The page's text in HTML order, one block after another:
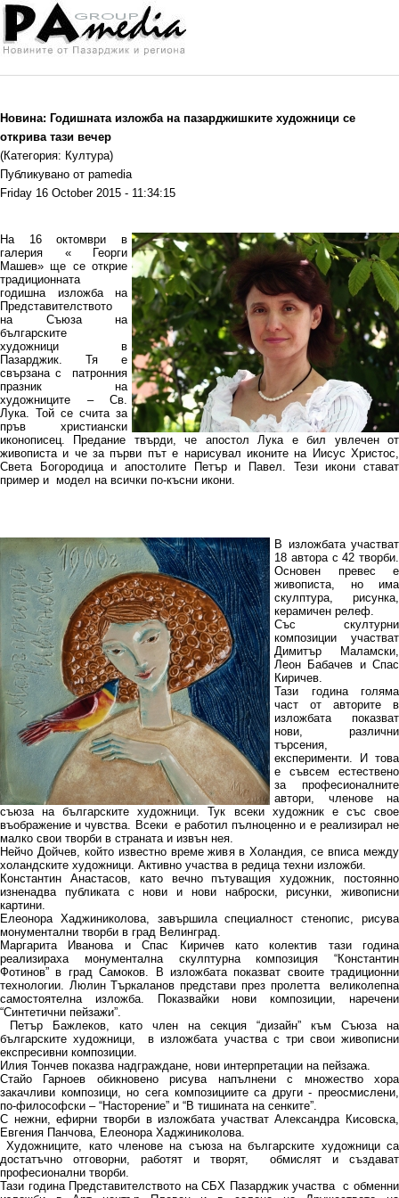
Новина: Годишната изложба на пазарджишките художници се
открива тази вечер
(Категория: Култура)
Публикувано от pamedia
Friday 16 October 2015 - 11:34:15
На 16 октомври в
галерия « Георги
Машев» ще се открие
традиционната
годишна изложба на
Представителството
на Съюза на
българските
художници в
Пазарджик. Тя е
свързана с патронния
празник на
художниците – Св.
Лука. Той се счита за
пръв христиански
иконописец. Предание твърди, че апостол Лука е бил увлечен от
живописта и че за първи път е нарисувал иконите на Иисус Христос,
Света Богородица и апостолите Петър и Павел. Тези икони стават
пример и модел на всички по-късни икони.
В изложбата участват
18 автора с 42 творби.
Основен превес е
живописта, но има
скулптура, рисунка,
керамичен релеф.
Със скултурни
композиции участват
Димитър Маламски,
Леон Бабачев и Спас
Киричев.
Тази година голяма
част от авторите в
изложбата показват
нови, различни
търсения,
експерименти. И това
е съвсем естествено
за професионалните
автори, членове на
съюза на българските художници. Тук всеки художник е със свое
въображение и чувства. Всеки е работил пълноценно и е реализирал не
малко свои творби в страната и извън нея.
Нейчо Дойчев, който известно време живя в Холандия, се вписа между
холандските художници. Активно участва в редица техни изложби.
Константин Анастасов, като вечно пътуващия художник, постоянно
изненадва публиката с нови и нови наброски, рисунки, живописни
картини.
Елеонора Хаджиниколова, завършила специалност стенопис, рисува
монументални творби в град Велинград.
Маргарита Иванова и Спас Киричев като колектив тази година
реализираха монументална скулптурна композиция “Константин
Фотинов” в град Самоков. В изложбата показват своите традиционни
технологии. Люлин Търкаланов представи през пролетта великолепна
самостоятелна изложба. Показвайки нови композиции, наречени
“Синтетични пейзажи”.
Петър Бажлеков, като член на секция “дизайн” към Съюза на
българските художници, в изложбата участва с три свои живописни
експресивни композиции.
Илия Тончев показва надграждане, нови интерпретации на пейзажа.
Стайо Гарноев обикновено рисува напълнени с множество хора
закачливи композици, но сега композициите са други - преосмислени,
по-философски – “Насторение” и “В тишината на сенките”.
С нежни, ефирни творби в изложбата участват Александра Кисовска,
Евгения Панчова, Елеонора Хаджиниколова.
Художниците, като членове на съюза на българските художници са
достатъчно отговорни, работят и творят, обмислят и създават
професионални творби.
Тази година Представителството на СБХ Пазарджик участва с обменни